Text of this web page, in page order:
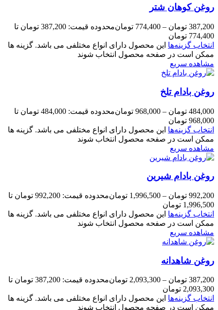
روغن کوهان شتر
387,200 تومان –
774,400 تومان
محدوده قیمت: 387,200 تومان تا
774,400 تومان
انتخاب گزینه‌ها این محصول دارای انواع مختلفی می باشد. گزینه ها
ممکن است در صفحه محصول انتخاب شوند
مشاهده سریع
روغن بادام تلخ
484,000 تومان –
968,000 تومان
محدوده قیمت: 484,000 تومان تا
968,000 تومان
انتخاب گزینه‌ها این محصول دارای انواع مختلفی می باشد. گزینه ها
ممکن است در صفحه محصول انتخاب شوند
مشاهده سریع
روغن بادام شیرین
992,200 تومان –
1,996,500 تومان
محدوده قیمت: 992,200 تومان تا
1,996,500 تومان
انتخاب گزینه‌ها این محصول دارای انواع مختلفی می باشد. گزینه ها
ممکن است در صفحه محصول انتخاب شوند
مشاهده سریع
روغن شاهدانه
387,200 تومان –
2,093,300 تومان
محدوده قیمت: 387,200 تومان تا
2,093,300 تومان
انتخاب گزینه‌ها این محصول دارای انواع مختلفی می باشد. گزینه ها
ممکن است در صفحه محصول انتخاب شوند